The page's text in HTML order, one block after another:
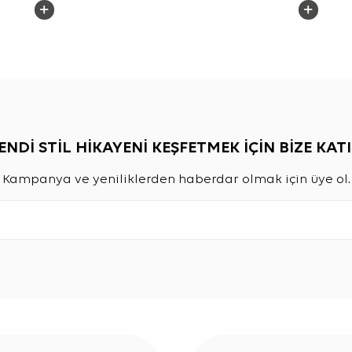
STİL HİKAYENİ KEŞFETMEK İÇİN BİZE
Kampanya ve yeniliklerden haberdar olmak için üye ol.